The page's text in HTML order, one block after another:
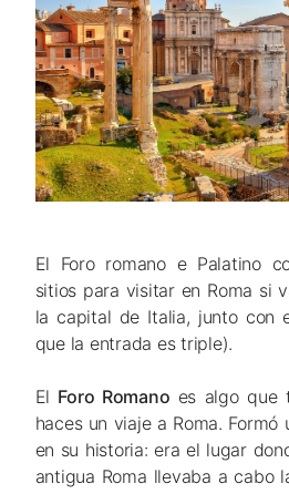
El Foro romano e Palatino
sitios para visitar en Roma si
la capital de Italia, junto con
que la entrada es triple).
El Foro Romano es algo que
haces un viaje a Roma.
en su historia: era el lugar
antigua Roma llevaba a cabo